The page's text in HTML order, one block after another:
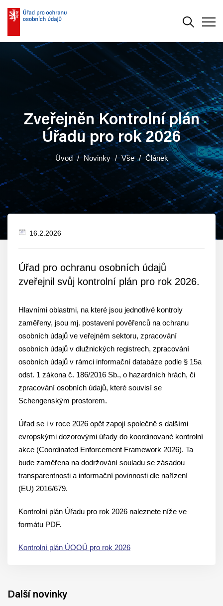
Zveřejněn Kontrolní plán
Úřadu pro rok 2026
Úvod Novinky Vše Článek
16.2.2026
Úřad pro ochranu osobních údajů
zveřejnil svůj kontrolní plán pro rok 2026.
Hlavními oblastmi, na které jsou jednotlivé kontroly
zaměřeny, jsou mj. postavení pověřenců na ochranu
osobních údajů ve veřejném sektoru, zpracování
osobních údajů v dlužnických registrech, zpracování
osobních údajů v rámci informační databáze podle § 15a
odst. 1 zákona č. 186/2016 Sb., o hazardních hrách, či
zpracování osobních údajů, které souvisí se
Schengenským prostorem.
Úřad se i v roce 2026 opět zapojí společně s dalšími
evropskými dozorovými úřady do koordinované kontrolní
akce (Coordinated Enforcement Framework 2026). Ta
bude zaměřena na dodržování souladu se zásadou
transparentnosti a informační povinnosti dle nařízení
(EU) 2016/679.
Kontrolní plán Úřadu pro rok 2026 naleznete níže ve
formátu PDF.
Kontrolní plán ÚOOÚ pro rok 2026
Další novinky